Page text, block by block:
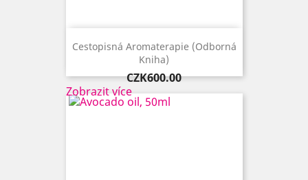
Cestopisná Aromaterapie (odborná
Kniha)
Price
CZK600.00
Zobrazit více